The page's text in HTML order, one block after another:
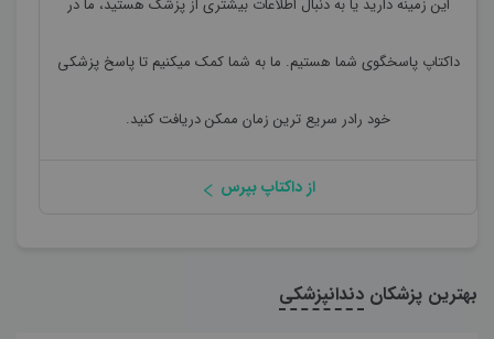
این زمینه دارید یا به دنبال اطلاعات بیشتری از پزشک هستید، ما در
داکتاپ پاسخگوی شما هستیم. ما به شما کمک میکنیم تا پاسخ پزشکی
خود رادر سریع ترین زمان ممکن دریافت کنید.
از داکتاپ بپرس
بهترین پزشکان دندانپزشکی